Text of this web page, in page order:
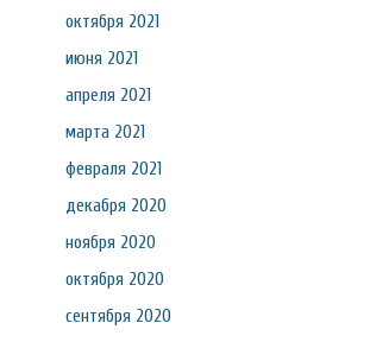
октября 2021
июня 2021
апреля 2021
марта 2021
февраля 2021
декабря 2020
ноября 2020
октября 2020
сентября 2020